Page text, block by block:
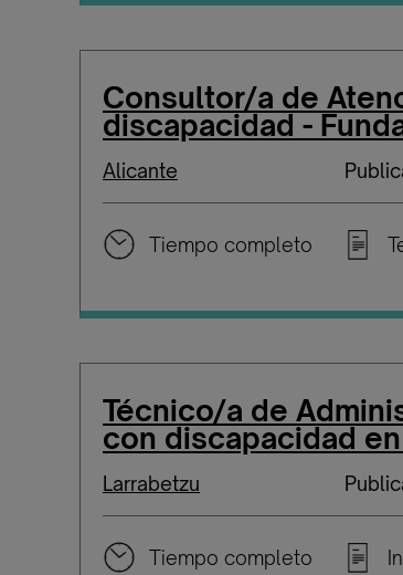
Consultor/a de
discapacidad -
Alicante
Tiempo completo
Técnico/a de
con discapacidad
Larrabetzu
Tiempo completo